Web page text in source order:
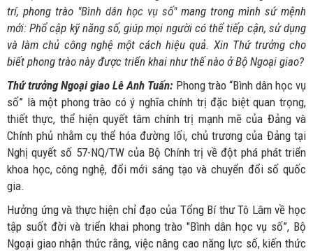
trí, phong trào "Bình dân học vụ số" mang trong mình sứ mệnh
mới: Phổ cập kỹ năng số, giúp mọi người có thể tiếp cận, sử dụng
và làm chủ công nghệ một cách hiệu quả. Xin Thứ trưởng cho
biết phong trào này được triển khai như thế nào ở Bộ Ngoại giao?
Thứ trưởng Ngoại giao Lê Anh Tuấn: Phong trào “Bình dân học vụ
số” là một phong trào có ý nghĩa chính trị đặc biệt quan trọng,
thiết thực, thể hiện quyết tâm chính trị mạnh mẽ của Đảng và
Chính phủ nhằm cụ thể hóa đường lối, chủ trương của Đảng tại
Nghị quyết số 57-NQ/TW của Bộ Chính trị về đột phá phát triển
khoa học, công nghệ, đổi mới sáng tạo và chuyển đổi số quốc
gia.
Hưởng ứng và thực hiện chỉ đạo của Tổng Bí thư Tô Lâm về học
tập suốt đời và triển khai phong trào "Bình dân học vụ số”, Bộ
Ngoại giao nhận thức rằng, việc nâng cao năng lực số, kiến thức